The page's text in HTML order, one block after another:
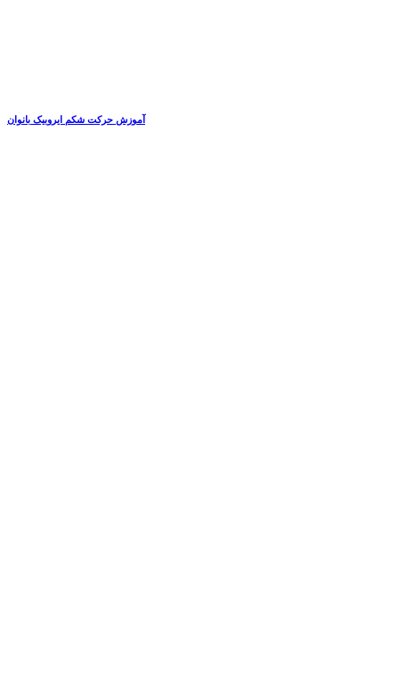
آموزش حرکت شکم ایروبیک بانوان